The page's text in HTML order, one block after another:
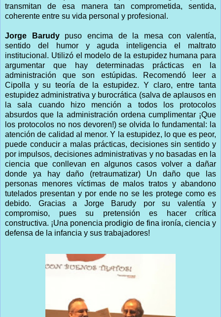
transmitan de esa manera tan comprometida, sentida,
coherente entre su vida personal y profesional.
Jorge Barudypuso encima de la mesa con valentía,
sentido del humor y aguda inteligencia el maltrato
institucional. Utilizó el modelo de la estupidez humana para
argumentar que hay determinadas prácticas en la
administración que son estúpidas. Recomendó leer a
Cipolla y su teoría de la estupidez. Y claro, entre tanta
estupidez administrativa y burocrática (salva de aplausos en
la sala cuando hizo mención a todos los protocolos
absurdos que la administración ordena cumplimentar ¡Que
los protocolos no nos devoren!) se olvida lo fundamental: la
atención de calidad al menor. Y la estupidez, lo que es peor,
puede conducir a malas prácticas, decisiones sin sentido y
por impulsos, decisiones administrativas y no basadas en la
ciencia que conllevan en algunos casos volver a dañar
donde ya hay daño (retraumatizar) Un daño que las
personas menores víctimas de malos tratos y abandono
tutelados presentan y por ende no se les protege como es
debido. Gracias a Jorge Barudy por su valentía y
compromiso, pues su pretensión es hacer crítica
constructiva. ¡Una ponencia prodigio de fina ironía, ciencia y
defensa de la infancia y sus trabajadores!